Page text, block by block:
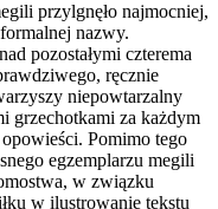
przylgnęło najmocniej,
nazwy.
pozostałymi czterema
ręcznie
niepowtarzalny
grzechotkami za każdym
Pomimo tego
egzemplarzu megili
w związku
w ilustrowanie tekstu